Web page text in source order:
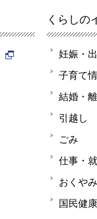
くらしの
妊娠・
子育て
結婚・
引越し
ごみ
仕事・
おくやみ
国民健